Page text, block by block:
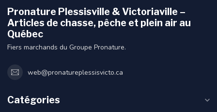
Pronature Plessisville & Victoriaville –
Articles de chasse, pêche et plein air au
Québec
Fiers marchands du Groupe Pronature.
web@pronatureplessisvicto.ca
Catégories